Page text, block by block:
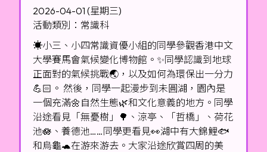
2026-04-01 (星期三)
活動類別：常識科
☀️小三、小四常識資優小組的同學參觀香港中文
大學賽馬會氣候變化博物館。✨同學認識到地球
正面對的氣候挑戰🌏，以及如何為環保出一分力
💪🏻。 然後，同學一起漫步到未圓湖，園內是
一個充滿🌼自然生態🌿和文化意義的地方。同學
沿途看見「無憂樹」🌳、涼亭、「哲橋」、荷花
池🪷、養德池……同學更看見👀湖中有大錦鯉🐟
和烏龜🐢在游來游去。大家沿途欣賞四周的美